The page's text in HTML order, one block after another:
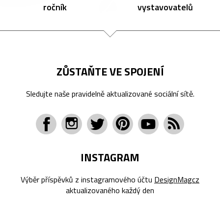
ročník vystavovatelů
ZŮSTAŇTE VE SPOJENÍ
Sledujte naše pravidelně aktualizované sociální sítě.
INSTAGRAM
Výběr příspěvků z instagramového účtu DesignMagcz
aktualizovaného každý den